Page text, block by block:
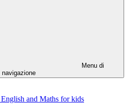
Menu di
navigazione
and Maths for kids